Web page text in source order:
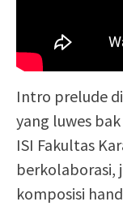
Intro prelude
yang luwes
ISI Fakultas
berkolaborasi,
komposisi